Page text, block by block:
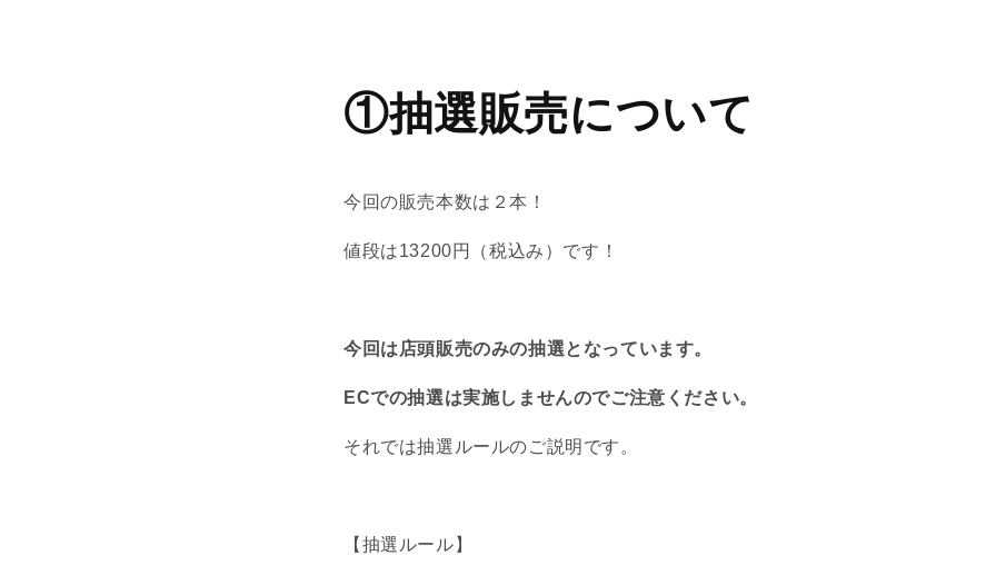
①抽選販売について
今回の販売本数は２本！
値段は13200円（税込み）です！
今回は店頭販売のみの抽選となっています。
ECでの抽選は実施しませんのでご注意ください。
それでは抽選ルールのご説明です。
【抽選ルール】